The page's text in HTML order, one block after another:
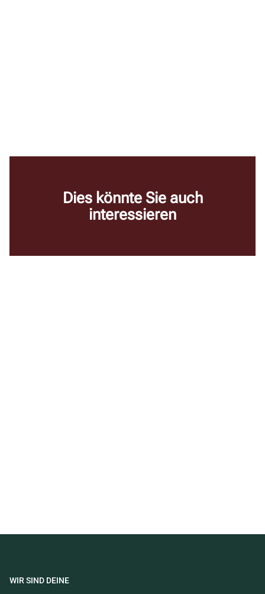
Dies könnte Sie auch
interessieren
WIR SIND DEINE